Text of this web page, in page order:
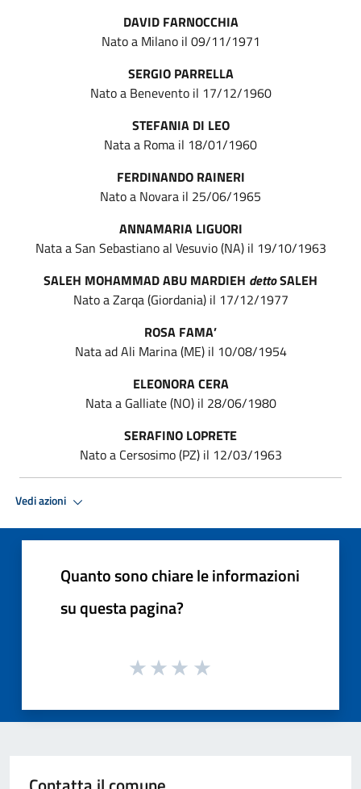
DAVID FARNOCCHIA
Nato a Milano il 09/11/1971
SERGIO PARRELLA
Nato a Benevento il 17/12/1960
STEFANIA DI LEO
Nata a Roma il 18/01/1960
FERDINANDO RAINERI
Nato a Novara il 25/06/1965
ANNAMARIA LIGUORI
Nata a San Sebastiano al Vesuvio (NA) il 19/10/1963
SALEH MOHAMMAD ABU MARDIEH dettoSALEH
Nato a Zarqa (Giordania) il 17/12/1977
ROSA FAMA’
Nata ad Ali Marina (ME) il 10/08/1954
ELEONORA CERA
Nata a Galliate (NO) il 28/06/1980
SERAFINO LOPRETE
Nato a Cersosimo (PZ) il 12/03/1963
Vedi azioni
Quanto sono chiare le informazioni
su questa pagina?